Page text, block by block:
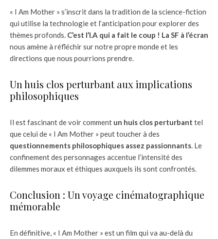
« I Am Mother » s’inscrit dans la tradition de la science-fiction
qui utilise la technologie et l’anticipation pour explorer des
thèmes profonds. C’est l’I.A qui a fait le coup ! La SF à l’écran
nous amène à réfléchir sur notre propre monde et les
directions que nous pourrions prendre.
Un huis clos perturbant aux implications
philosophiques
Il est fascinant de voir comment un huis clos perturbant tel
que celui de « I Am Mother » peut toucher à des
questionnements philosophiques assez passionnants. Le
confinement des personnages accentue l’intensité des
dilemmes moraux et éthiques auxquels ils sont confrontés.
Conclusion : Un voyage cinématographique
mémorable
En définitive, « I Am Mother » est un film qui va au-delà du